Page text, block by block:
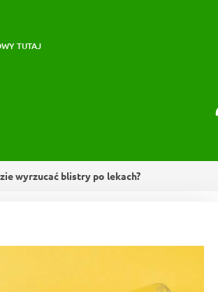
TUTAJ
wyrzucać blistry po lekach?